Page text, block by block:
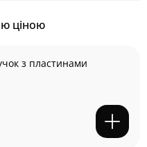
ціною
з пластинами